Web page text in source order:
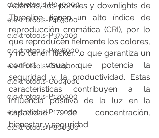
elektrotools-P040000
elektrotools-P463000
elektrotools-P375000
elektrotools-P098000
elektrotools-C049000
elektrotools-C004000
elektrotools-P120000
elektrotools-P179000
elektrotools-P800300
Además, los paneles y downlights de
Threeline tienen un alto índice de
reproducción cromática (CRI), por lo
que reproducen fielmente los colores,
y no tienen flicker, lo que garantiza un
confort visual que potencia la
seguridad y la productividad. Estas
características contribuyen a la
influencia positiva de la luz en la
capacidad de concentración,
bienestar y seguridad.